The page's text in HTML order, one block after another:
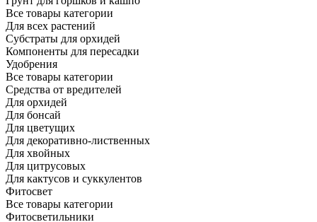
Все товары категории
Для всех растений
Субстраты для орхидей
Компоненты для пересадки
Удобрения
Все товары категории
Средства от вредителей
Для орхидей
Для бонсай
Для цветущих
Для декоративно-лиственных
Для хвойных
Для цитрусовых
Для кактусов и суккулентов
Фитосвет
Все товары категории
Фитосветильники